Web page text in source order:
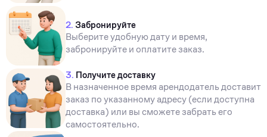
2. Забронируйте
Выберите удобную дату и время,
забронируйте и оплатите заказ.
3. Получите доставку
В назначенное время арендодатель доставит
заказ по указанному адресу (если доступна
доставка) или вы сможете забрать его
самостоятельно.